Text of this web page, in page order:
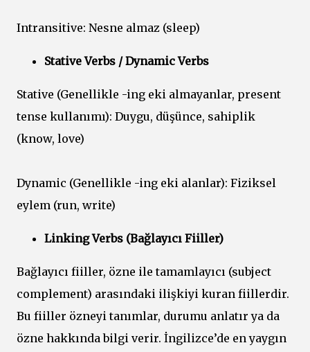
Intransitive: Nesne almaz (sleep)
Stative Verbs / Dynamic Verbs
Stative (Genellikle -ing eki almayanlar, present
tense kullanımı): Duygu, düşünce, sahiplik
(know, love)
Dynamic (Genellikle -ing eki alanlar): Fiziksel
eylem (run, write)
Linking Verbs (Bağlayıcı Fiiller)
Bağlayıcı fiiller, özne ile tamamlayıcı (subject
complement) arasındaki ilişkiyi kuran fiillerdir.
Bu fiiller özneyi tanımlar, durumu anlatır ya da
özne hakkında bilgi verir. İngilizce’de en yaygın